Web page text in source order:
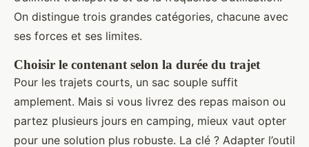
On distingue trois grandes catégories, chacune avec
ses forces et ses limites.
Choisir le contenant selon la durée du trajet
Pour les trajets courts, un sac souple suffit
amplement. Mais si vous livrez des repas maison ou
partez plusieurs jours en camping, mieux vaut opter
pour une solution plus robuste. La clé ? Adapter l’outil